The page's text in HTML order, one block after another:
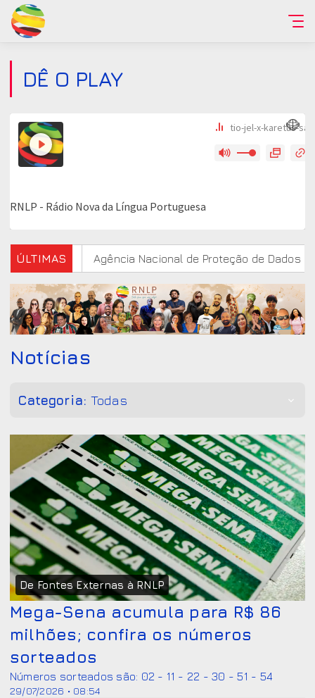
DÊ O PLAY
ÚLTIMASAgência Nacional de Proteção de Dados investiga
Notícias
Categoria: Todas
De Fontes Externas à RNLP
29/07/2026 • 08:54
Mega-Sena acumula para R$ 86
milhões; confira os números
sorteados
Números sorteados são: 02 - 11 - 22 - 30 - 51 - 54